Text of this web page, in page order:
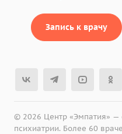
Запись к врачу
© 2026 Центр «Эмпатия» —
психиатрии. Более 60